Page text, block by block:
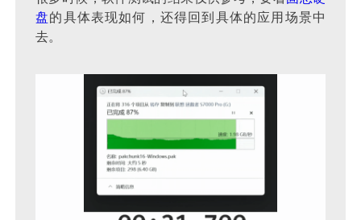
盘的具体表现如何，还得回到具体的应用场景中
去。